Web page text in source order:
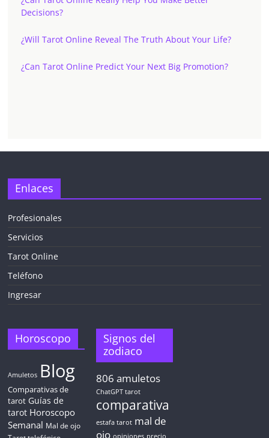
Decisions?
¿Will Tarot Online Reveal The Truth About Your Life?
¿Can Tarot Online Predict Your Next Big Promotion?
TAROT GRATIS
✓ Sin cargos automáticos. El chat se detiene al finalizar el
crédito
Enlaces
Profesionales
Servicios
Tarot Online
Teléfono
Ingresar
Horoscopo
Amuletos Blog
Comparativas de
tarot Guías de
tarot Horoscopo
Semanal Mal de ojo
Signos del
zodiaco
806 amuletos
ChatGPT tarot
comparativa
estafa tarot mal de
ojo